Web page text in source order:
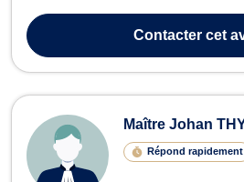
dans le cadre du cursus d’agent
ailleurs, en tant que...Contactercet
Maître Johan
Répond rapidement